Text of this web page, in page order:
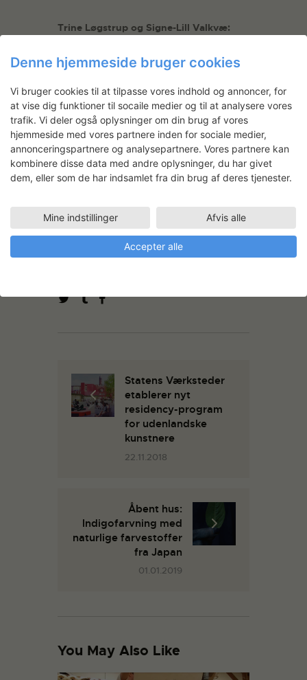
Trine Løgstrup og Signe-Lill Valkvæ:
Lasse Folke:Memorabilia of an
architect
Statens Værksteder
etablerer nyt
residency-program
for udenlandske
kunstnere
22.11.2018
Åbent hus:
Indigofarvning med
naturlige farvestoffer
fra Japan
01.01.2019
You May Also Like
Denne hjemmeside bruger cookies
Vi bruger cookies til at tilpasse vores indhold og annoncer, for
at vise dig funktioner til socaile medier og til at analysere vores
trafik. Vi deler også oplysninger om din brug af vores
hjemmeside med vores partnere inden for sociale medier,
annonceringspartnere og analysepartnere. Vores partnere kan
kombinere disse data med andre oplysninger, du har givet
dem, eller som de har indsamlet fra din brug af deres tjenester.
Mine indstillinger Afvis alle
Accepter alle